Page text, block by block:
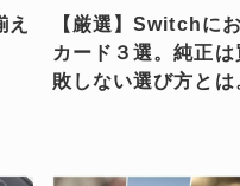
え
【厳選】Switchに
カード３選。純正
敗しない選び方とは